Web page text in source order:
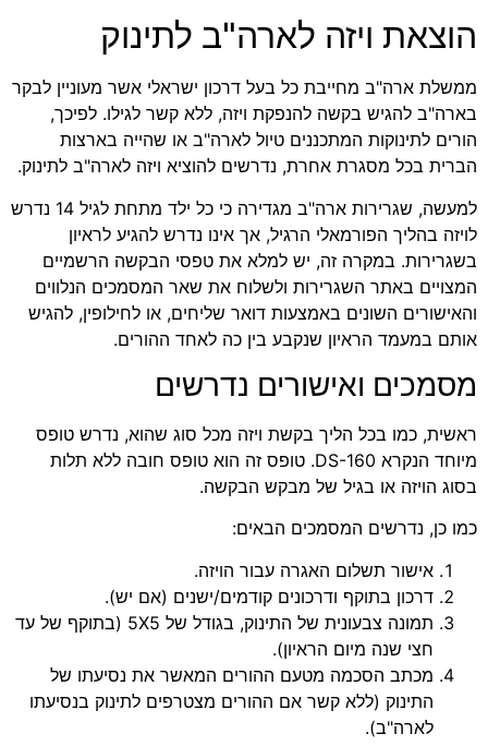
הוצאת ויזה לארה"ב לתינוק
ממשלת ארה"ב מחייבת כל בעל דרכון ישראלי אשר מעוניין לבקר
בארה"ב להגיש בקשה להנפקת ויזה, ללא קשר לגילו. לפיכך,
הורים לתינוקות המתכננים טיול לארה"ב או שהייה בארצות
הברית בכל מסגרת אחרת, נדרשים להוציא ויזה לארה"ב לתינוק.
למעשה, שגרירות ארה"ב מגדירה כי כל ילד מתחת לגיל 14 נדרש
לויזה בהליך הפורמאלי הרגיל, אך אינו נדרש להגיע לראיון
בשגרירות. במקרה זה, יש למלא את טפסי הבקשה הרשמיים
המצויים באתר השגרירות ולשלוח את שאר המסמכים הנלווים
והאישורים השונים באמצעות דואר שליחים, או לחילופין, להגיש
אותם במעמד הראיון שנקבע בין כה לאחד ההורים.
מסמכים ואישורים נדרשים
ראשית, כמו בכל הליך בקשת ויזה מכל סוג שהוא, נדרש טופס
מיוחד הנקרא DS-160. טופס זה הוא טופס חובה ללא תלות
בסוג הויזה או בגיל של מבקש הבקשה.
כמו כן, נדרשים המסמכים הבאים:
אישור תשלום האגרה עבור הויזה.
דרכון בתוקף ודרכונים קודמים/ישנים (אם יש).
תמונה צבעונית של התינוק, בגודל של 5X5 (בתוקף של עד
חצי שנה מיום הראיון).
מכתב הסכמה מטעם ההורים המאשר את נסיעתו של
התינוק (ללא קשר אם ההורים מצטרפים לתינוק בנסיעתו
לארה"ב).